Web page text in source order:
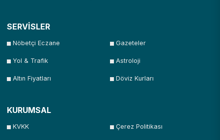
SERVİSLER
Nöbetçi Eczane Gazeteler
Yol & Trafik Astroloji
Altın Fiyatları Döviz Kurları
KURUMSAL
KVKK Çerez Politikası